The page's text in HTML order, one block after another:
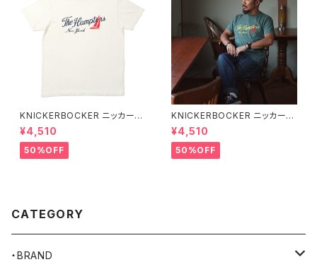
KNICKERBOCKER ニッカーボ
ッカー MILK ハンプトン Tシャ
ツ
¥4,510
50%OFF
KNICKERBOCKER ニッカーボ
ッカー GREEN ハンプトン Tシ
ャツ
¥4,510
50%OFF
CATEGORY
・BRAND